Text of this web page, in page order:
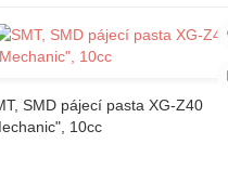
SMD pájecí pasta XG-Z40
10cc